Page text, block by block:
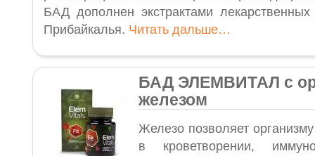
БАД дополнен экстрактами
Прибайкалья. Читать дальше…
БАД ЭЛЕМВИТАЛ с
железом
Железо позволяет
в кроветворении,